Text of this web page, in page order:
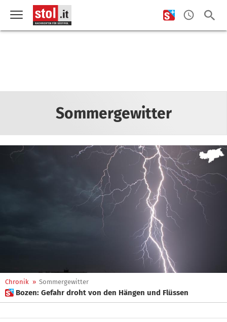
Sommergewitter
Chronik » Sommergewitter
 Bozen: Gefahr droht von den Hängen und Flüssen